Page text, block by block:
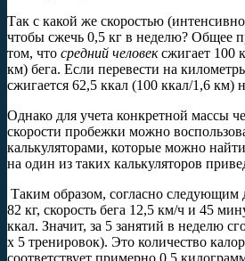
Так с какой же скоростью
чтобы сжечь 0,5 кг в неделю? Общее
том, что средний человексжигает 100
км) бега. Если перевести на
сжигается 62,5 ккал (100 ккал/1,6 км)
Однако для учета конкретной массы
скорости пробежки можно
калькуляторами, которые можно
на один из таких калькуляторов
Таким образом, согласно следующим
82 кг, скорость бега 12,5 км/ч и 45
ккал. Значит, за 5 занятий в неделю
х 5 тренировок). Это количество